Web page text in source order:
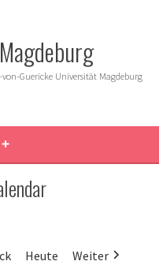
von-Guericke Universität Magdeburg
+
Heute Weiter